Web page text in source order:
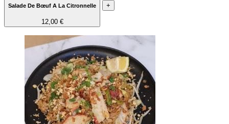
Salade De Bœuf A La Citronnelle
12,00 €
+